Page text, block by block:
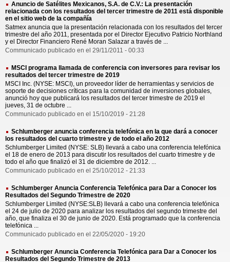
Anuncio de Satélites Mexicanos, S.A. de C.V.: La presentación
relacionada con los resultados del tercer trimestre de 2011 está disponible
en el sitio web de la compañía
Satmex anuncia que la presentación relacionada con los resultados del tercer
trimestre del año 2011, presentada por el Director Ejecutivo Patricio Northland
y el Director Financiero René Moran Salazar a través de ...
Communicado publicado en el 29/11/2011 - 00:33
MSCI programa llamada de conferencia con inversores para revisar los
resultados del tercer trimestre de 2019
MSCI Inc. (NYSE: MSCI), un proveedor líder de herramientas y servicios de
soporte de decisiones críticas para la comunidad de inversiones globales,
anunció hoy que publicará los resultados del tercer trimestre de 2019 el
jueves, 31 de octubre ...
Communicado publicado en el 15/10/2019 - 21:28
Schlumberger anuncia conferencia telefónica en la que dará a conocer
los resultados del cuarto trimestre y de todo el año 2012
Schlumberger Limited (NYSE: SLB) llevará a cabo una conferencia telefónica
el 18 de enero de 2013 para discutir los resultados del cuarto trimestre y de
todo el año que finalizó el 31 de diciembre de 2012. ...
Communicado publicado en el 25/10/2012 - 21:33
Schlumberger Anuncia Conferencia Telefónica para Dar a Conocer los
Resultados del Segundo Trimestre de 2020
Schlumberger Limited (NYSE:SLB) llevará a cabo una conferencia telefónica
el 24 de julio de 2020 para analizar los resultados del segundo trimestre del
año, que finaliza el 30 de junio de 2020. Está programado que la conferencia
telefónica ...
Communicado publicado en el 22/05/2020 - 19:20
Schlumberger Anuncia Conferencia Telefónica para Dar a Conocer los
Resultados del Segundo Trimestre de 2013